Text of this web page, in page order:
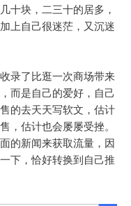
十块，二三十的居多，
上自己很迷茫，又沉迷
录了比逛一次商场带来
而是自己的爱好，自己
的去天天写软文，估计
，估计也会屡屡受挫。
的新闻来获取流量，因
下，恰好转换到自己推